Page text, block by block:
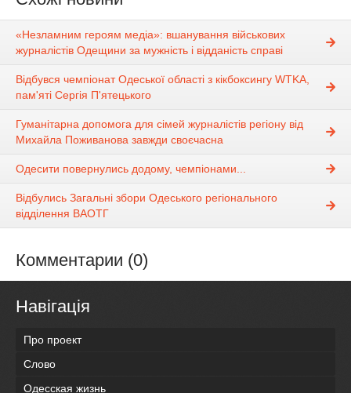
«Незламним героям медіа»: вшанування військових
журналістів Одещини за мужність і відданість справі
Відбувся чемпіонат Одеської області з кікбоксингу WTKA,
пам'яті Сергія П'ятецького
Гуманітарна допомога для сімей журналістів регіону від
Михайла Поживанова завжди своєчасна
Одесити повернулись додому, чемпіонами...
Відбулись Загальні збори Одеського регіонального
відділення ВАОТГ
Комментарии (0)
Навігація
Про проект
Слово
Одесская жизнь